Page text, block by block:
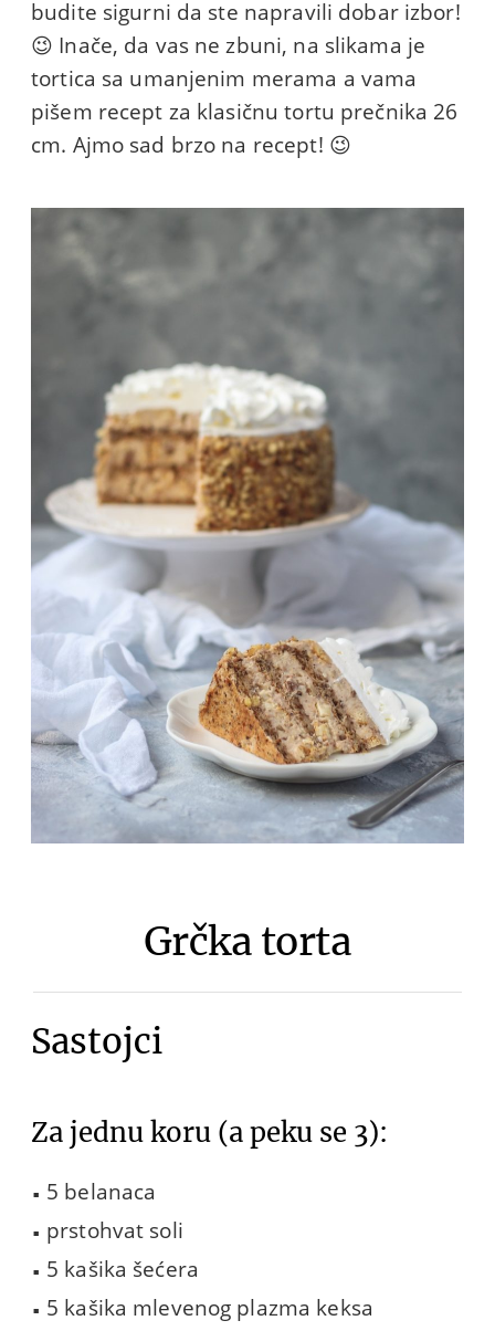
budite sigurni da ste napravili dobar izbor!
😉 Inače, da vas ne zbuni, na slikama je
tortica sa umanjenim merama a vama
pišem recept za klasičnu tortu prečnika 26
cm. Ajmo sad brzo na recept! 😉
Grčka torta
Sastojci
Za jednu koru (a peku se 3):
5 belanaca
prstohvat soli
5 kašika šećera
5 kašika mlevenog plazma keksa